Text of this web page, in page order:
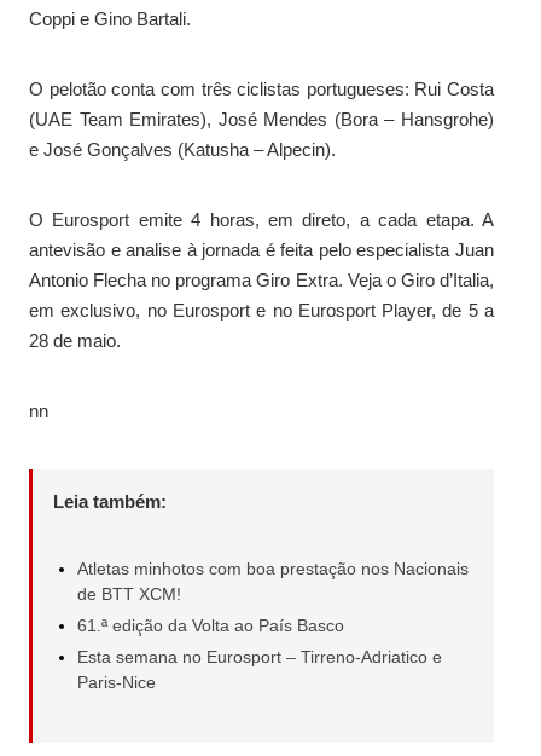
Coppi e Gino Bartali.
O pelotão conta com três ciclistas portugueses: Rui Costa
(UAE Team Emirates), José Mendes (Bora – Hansgrohe)
e José Gonçalves (Katusha – Alpecin).
O Eurosport emite 4 horas, em direto, a cada etapa. A
antevisão e analise à jornada é feita pelo especialista Juan
Antonio Flecha no programa Giro Extra. Veja o Giro d’Italia,
em exclusivo, no Eurosport e no Eurosport Player, de 5 a
28 de maio.
nn
Leia também:
Atletas minhotos com boa prestação nos Nacionais
de BTT XCM!
61.ª edição da Volta ao País Basco
Esta semana no Eurosport – Tirreno-Adriatico e
Paris-Nice